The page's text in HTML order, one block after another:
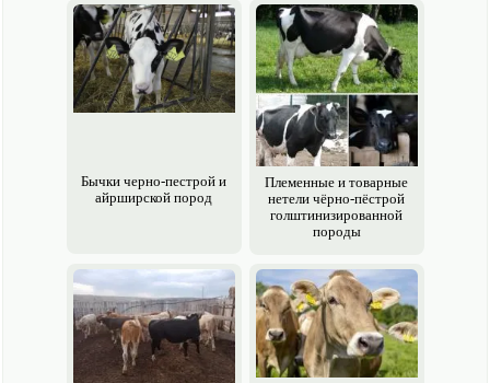
Бычки черно-пестрой и
айрширской пород
Племенные и товарные
нетели чёрно-пёстрой
голштинизированной
породы